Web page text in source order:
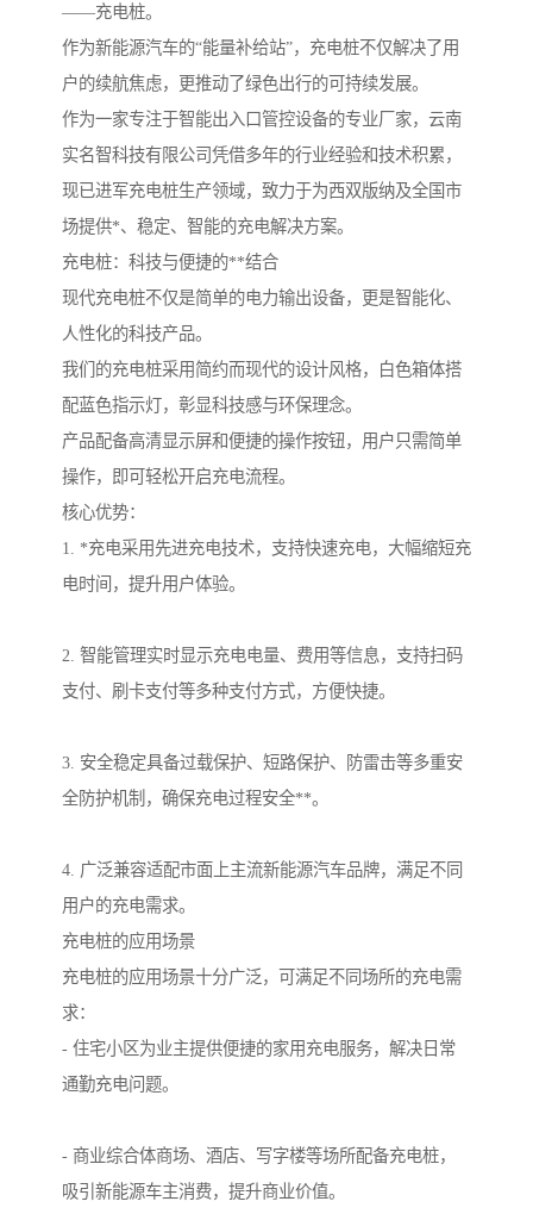
——充电桩。
作为新能源汽车的“能量补给站”，充电桩不仅解决了用
户的续航焦虑，更推动了绿色出行的可持续发展。
作为一家专注于智能出入口管控设备的专业厂家，云南
实名智科技有限公司凭借多年的行业经验和技术积累，
现已进军充电桩生产领域，致力于为西双版纳及全国市
场提供*、稳定、智能的充电解决方案。
充电桩：科技与便捷的**结合
现代充电桩不仅是简单的电力输出设备，更是智能化、
人性化的科技产品。
我们的充电桩采用简约而现代的设计风格，白色箱体搭
配蓝色指示灯，彰显科技感与环保理念。
产品配备高清显示屏和便捷的操作按钮，用户只需简单
操作，即可轻松开启充电流程。
核心优势：
1. *充电采用先进充电技术，支持快速充电，大幅缩短充
电时间，提升用户体验。
2. 智能管理实时显示充电电量、费用等信息，支持扫码
支付、刷卡支付等多种支付方式，方便快捷。
3. 安全稳定具备过载保护、短路保护、防雷击等多重安
全防护机制，确保充电过程安全**。
4. 广泛兼容适配市面上主流新能源汽车品牌，满足不同
用户的充电需求。
充电桩的应用场景
充电桩的应用场景十分广泛，可满足不同场所的充电需
求：
- 住宅小区为业主提供便捷的家用充电服务，解决日常
通勤充电问题。
- 商业综合体商场、酒店、写字楼等场所配备充电桩，
吸引新能源车主消费，提升商业价值。